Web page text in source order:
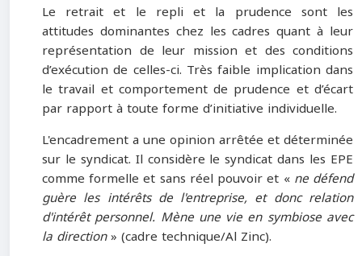
Le retrait et le repli et la prudence sont les
attitudes dominantes chez les cadres quant à leur
représentation de leur mission et des conditions
d’exécution de celles-ci. Très faible implication dans
le travail et comportement de prudence et d’écart
par rapport à toute forme d’initiative individuelle.
L'encadrement a une opinion arrêtée et déterminée
sur le syndicat. Il considère le syndicat dans les EPE
comme formelle et sans réel pouvoir et « ne défend
guère les intérêts de l'entreprise, et donc relation
d'intérêt personnel. Mène une vie en symbiose avec
la direction» (cadre technique/Al Zinc).